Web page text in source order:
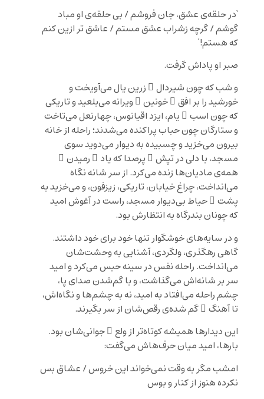
‘در حلقه‌ی عشق، جان فروشم / بی حلقه‌ی او مباد
گوشم / گرچه زشراب عشق مستم / عاشق تر ازين کنم
که هستم!’
صبر او پاداش گرفت.
و شب که چون شیردال ِ زرین یال می‌آویخت و
خورشید را بر افق ِ خونین ِ ویرانه می‌بلعید و تاریکی
که چون اسب ِ یام، ایزد اقیانوس، چهارنعل می‌تاخت
و ستارگان چون حباب پراکنده می‌شدند؛ راحله از خانه
بیرون می‌خزید و چسبیده به دیوار می‌دوید سوی
مسجد، با دلی در تپش ِ پرصدا که یاد ِ رمیدن ِ
همه‌ی مادیان‌ها زنده می‌کرد. از سر شانه نگاه
می‌انداخت، چراغ خیابان، تاریکی، زیزفون، و می‌خزید به
پشت ِ حیاط بی‌دیوار مسجد، راست در آغوش امید
که چونان بندرگاه به انتظارش بود.
و در سایه‌های خوشگوار تنها خود برای خود داشتند.
گاهی رهگذری، ولگردی، آشنایی به وحشت‌شان
می‌انداخت. راحله نفس در سینه حبس می‌کرد و امید
سر بر شانه‌اش می‌گذاشت، و با گم‌شدن صدای پا،
چشم راحله می‌افتاد به امید، نه به چشم‌ها و نگاه‌اش،
تا آهنگ ِ گم شده‌ی رقص‌شان از سر بگیرند.
این دیدارها همیشه کوتاه‌تر از ولع ِ جوانی‌شان بود.
بارها، امید میان حرف‌هاش می‌گفت:
امشب مگر به وقت نمی‌خواند این خروس / عشاق بس
نکرده هنوز از کنار و بوس